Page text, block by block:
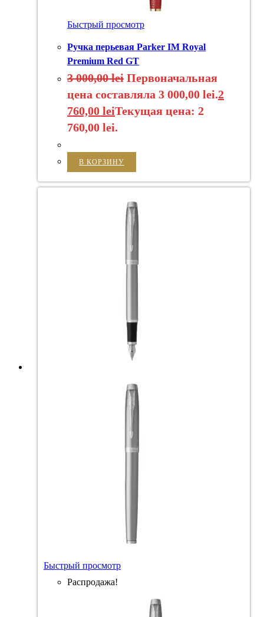
Быстрый просмотр
Ручка перьевая Parker IM Royal
Premium Red GT
3 000,00lei Первоначальная
цена составляла 3 000,00 lei.2
760,00 leiТекущая цена: 2
760,00 lei.
В КОРЗИНУ
Быстрый просмотр
Распродажа!